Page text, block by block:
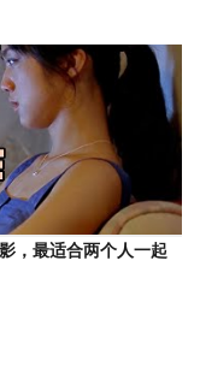
，最适合两个人一起